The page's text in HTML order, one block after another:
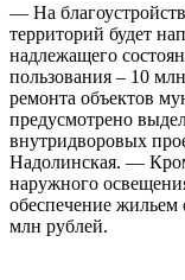
— На
территорий будет
надлежащего
пользования – 10
ремонта объектов
предусмотрено
внутридворовых
Надолинская. —
наружного
обеспечение
млн рублей.